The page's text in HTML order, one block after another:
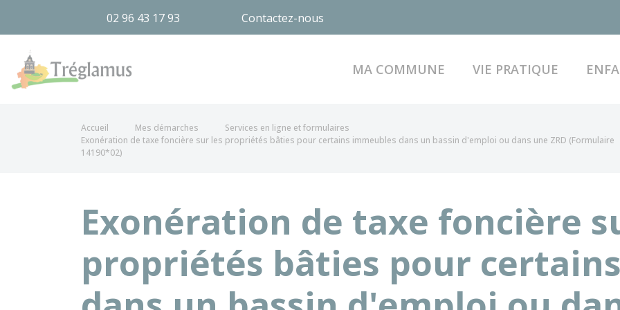
02 96 43 17 93 Contactez-nous
MA COMMUNE VIE PRATIQUE
Accueil Mes démarches
Services en ligne et formulaires
Exonération de taxe foncière sur les propriétés bâties pour certains immeubles dans un bassin d'emploi ou dans une ZRD (Formulaire
14190*02)
Exonération de taxe foncière
propriétés bâties pour